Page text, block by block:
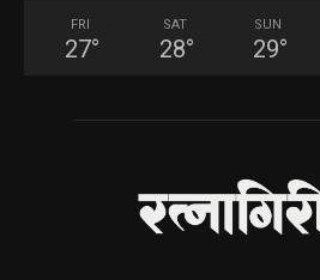
FRI
27°
SAT
28°
SUN
29°